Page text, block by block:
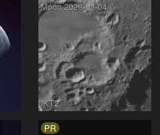
Moon 2026-08-04
IKT2
PR